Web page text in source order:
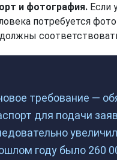
и фотография. Если
потребуется
требование —
для подачи
году было 260